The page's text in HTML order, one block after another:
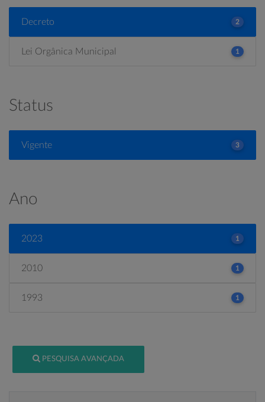
Decreto 2
Lei Orgânica Municipal 1
Status
Vigente 3
Ano
2023 1
2010 1
1993 1
PESQUISA AVANÇADA